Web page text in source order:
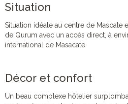
Situation
Situation idéale au centre de Mascate
de Qurum avec un accès direct, à
international de Masacate.
Décor et confort
Un beau complexe hôtelier